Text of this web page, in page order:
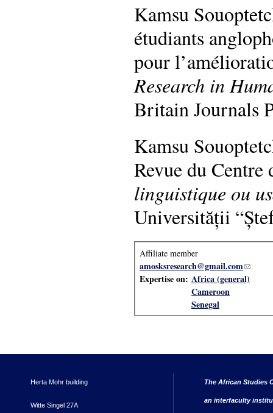
Kamsu
étudiants
pour
Research in
Britain Journals
Kamsu
Revue du
linguistique ou
Universității
Affiliate member
amosksresearch@gmail.com(link
Expertise on: Africa (general)
Cameroon
Senegal
Herta Mohr building
Witte Singel 27A
The African Studies
an interfaculty